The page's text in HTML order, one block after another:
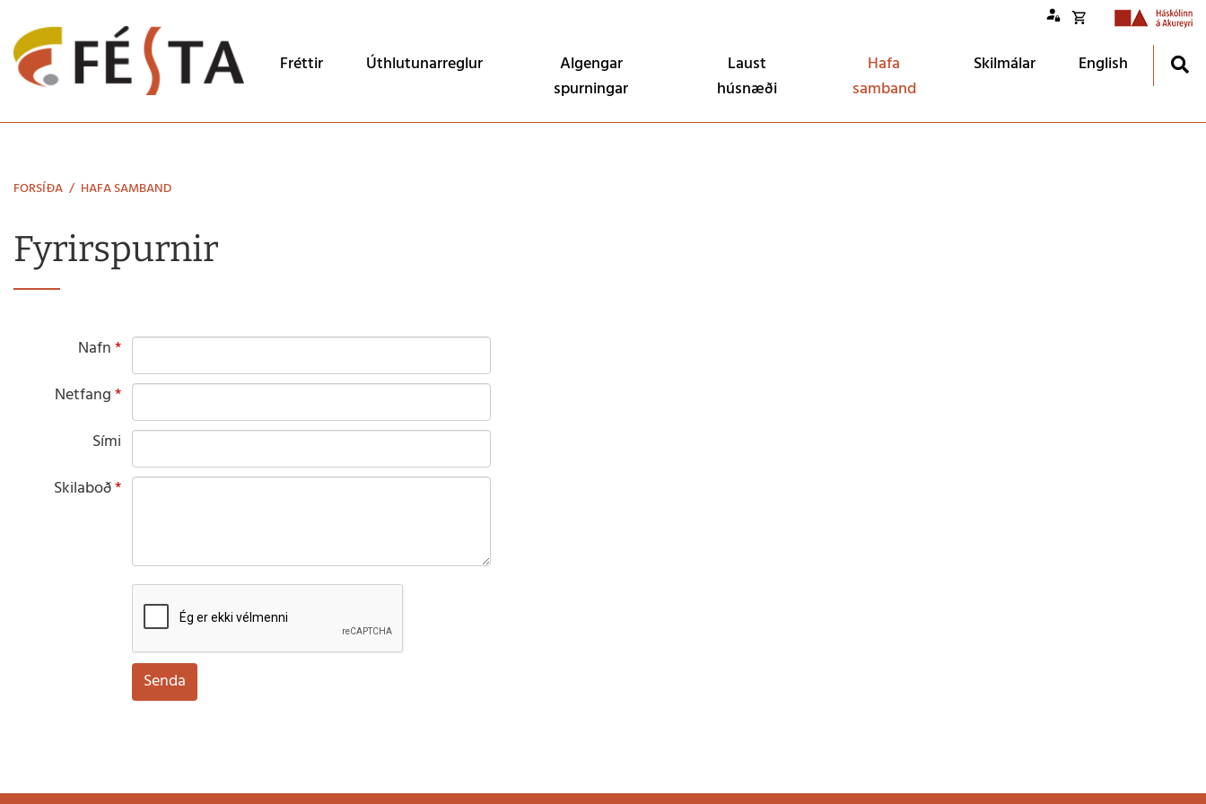
Fréttir Úthlutunarreglur
Algengar
spurningar
Laust
húsnæði
Hafa
samband
Skilmálar English
Leita
Opna
körfu
FORSÍÐA / HAFA SAMBAND
Fyrirspurnir
Nafn
Netfang
Sími
Skilaboð